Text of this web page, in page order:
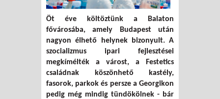
Öt éve költöztünk a Balaton
fővárosába, amely Budapest után
nagyon élhető helynek bizonyult. A
szocializmus ipari fejlesztései
megkímélték a várost, a Festetics
családnak köszönhető kastély,
fasorok, parkok és persze a Georgikon
pedig még mindig tündökölnek - bár